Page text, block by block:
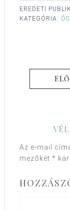
EREDETI
KATEGÓRIA:
Az e-mail
mezőket *